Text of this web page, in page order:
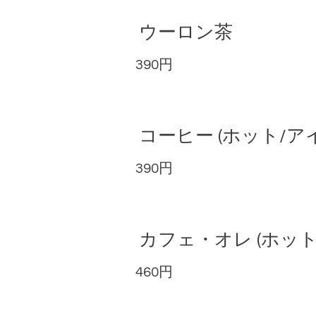
ウーロン茶
390円
コーヒー (ホット/ア
390円
カフェ・オレ (ホッ
460円